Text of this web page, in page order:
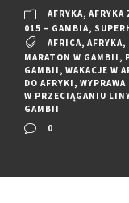
AFRYKA, AFRYKA
015 – GAMBIA,
AFRICA, AFRYKA,
MARATON W GAMBII ,
GAMBII , WAKACJE W
DO AFRYKI ,
W PRZECIĄGANIU
GAMBII
0